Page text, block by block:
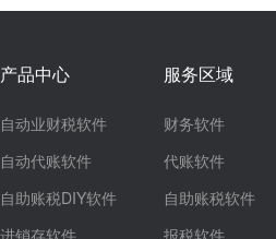
产品中心
自动业财税软件
自动代账软件
自助账税DIY软件
进销存软件
服务区域
财务软件
代账软件
自助账税软件
报税软件